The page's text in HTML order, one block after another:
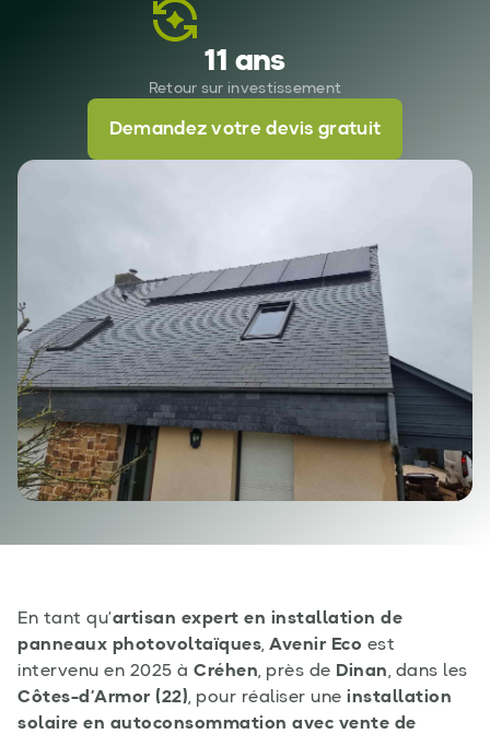
11 ans
Retour sur investissement
Demandez votre devis gratuit
En tant qu’artisan expert en installation de
panneaux photovoltaïques, Avenir Eco est
intervenu en 2025 à Créhen, près de Dinan, dans les
Côtes-d’Armor (22), pour réaliser une installation
solaire en autoconsommation avec vente de